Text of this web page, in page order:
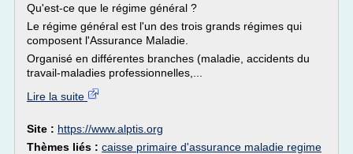
Qu'est-ce que le régime général ?
Le régime général est l'un des trois grands régimes qui
composent l'Assurance Maladie.
Organisé en différentes branches (maladie, accidents du
travail-maladies professionnelles,...
Lire la suite
Site : https://www.alptis.org
Thèmes liés : caisse primaire d'assurance maladie regime